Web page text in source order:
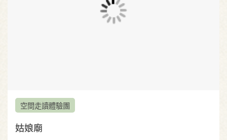
空間走讀體驗團
姑娘廟